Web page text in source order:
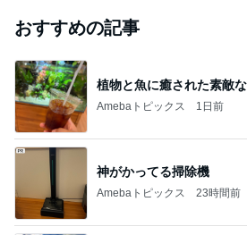
おすすめの記事
植物と魚に癒された素敵
Amebaトピックス 1日前
神がかってる掃除機
Amebaトピックス 23時間前